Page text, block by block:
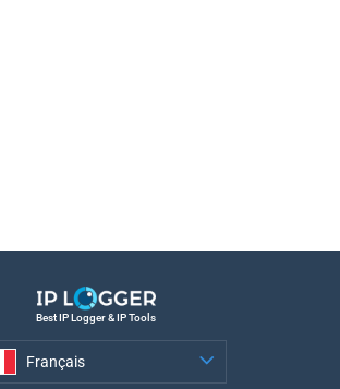
Best IP Logger & IP Tools
Français